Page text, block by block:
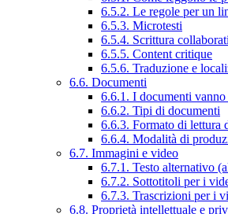
6.5.2. Le regole per un
6.5.3. Microtesti
6.5.4. Scrittura
6.5.5. Content critique
6.5.6. Traduzione e
6.6. Documenti
6.6.1. I documenti
6.6.2. Tipi di documenti
6.6.3. Formato di lettura
6.6.4. Modalità di
6.7. Immagini e video
6.7.1. Testo alternativo
6.7.2. Sottotitoli per i
6.7.3. Trascrizioni per i
6.8. Proprietà intellettuale e